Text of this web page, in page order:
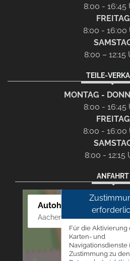
8:00 - 16:45
FREITAG
8:00 - 16:00
8:00 – 12:15
TEILE-
MONTAG -
8:00 - 16:45
FREITAG
8:00 - 16:00
8:00 - 12:15
ANFAHRT
Autohaus Westphal
Aachener Str. 84 - 88,
Für die Aktivierung
Karten- und
Navigationsdienste
Zustimmung zu den